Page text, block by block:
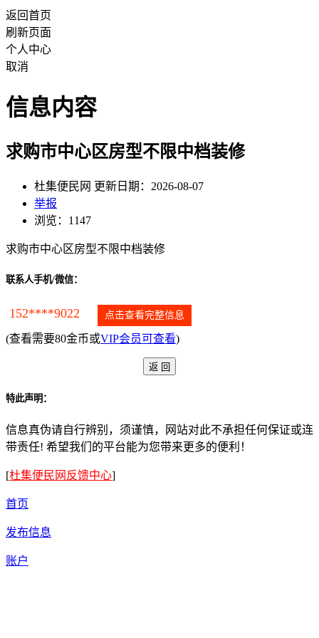
返回首页
刷新页面
个人中心
取消
信息内容
求购市中心区房型不限中档装修
杜集便民网 更新日期：2026-08-07
举报
浏览：1147
求购市中心区房型不限中档装修
联系人手机/微信：
152****9022 点击查看完整信息
(查看需要80金币或VIP会员可查看)
特此声明：
信息真伪请自行辨别，须谨慎，网站对此不承担任何保证或连
带责任! 希望我们的平台能为您带来更多的便利！
[杜集便民网反馈中心]
首页
发布信息
账户